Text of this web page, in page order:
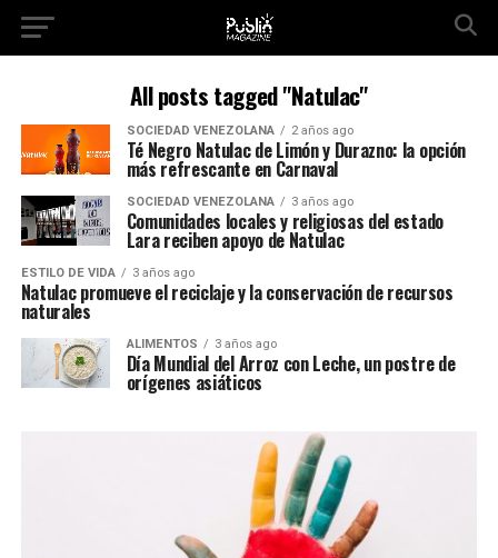
All posts tagged "Natulac"
SOCIEDAD VENEZOLANA 2 años ago
Té Negro Natulac de Limón y Durazno: la opción
más refrescante en Carnaval
SOCIEDAD VENEZOLANA 3 años ago
Comunidades locales y religiosas del estado
Lara reciben apoyo de Natulac
ESTILO DE VIDA 3 años ago
Natulac promueve el reciclaje y la conservación de recursos
naturales
ALIMENTOS 3 años ago
Día Mundial del Arroz con Leche, un postre de
orígenes asiáticos